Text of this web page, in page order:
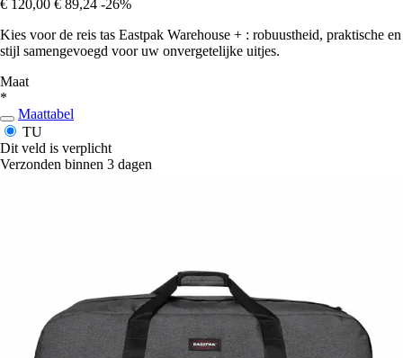
€ 120,00 € 89,24 -26%
Kies voor de reis tas Eastpak Warehouse + : robuustheid, praktische en
stijl samengevoegd voor uw onvergetelijke uitjes.
Maat
*
Maattabel
TU
Dit veld is verplicht
Verzonden binnen 3 dagen